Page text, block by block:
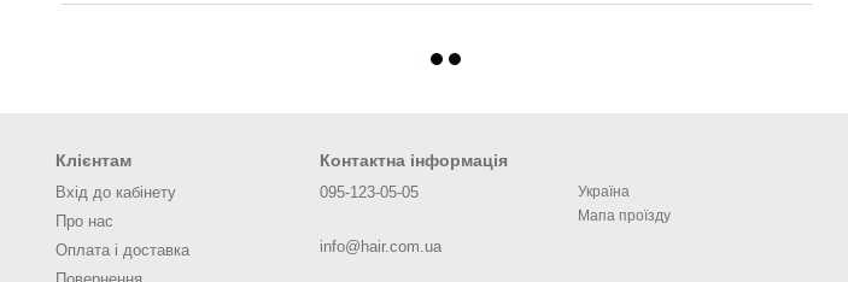
Клієнтам
Вхід до кабінету
Про нас
Оплата і доставка
Контактна інформація
095-123-05-05
info@hair.com.ua
Україна
Мапа проїзду